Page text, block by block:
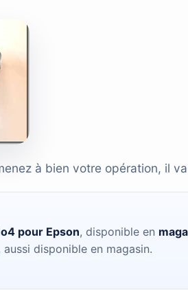
à bien votre opération, il
pour Epson, disponible en
aussi disponible en magasin.